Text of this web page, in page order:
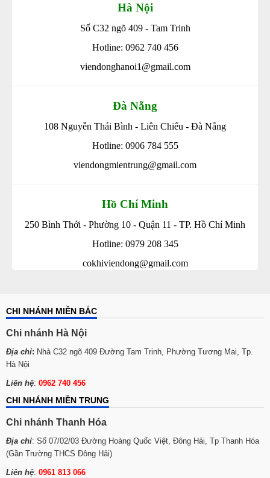
Hà Nội
Số C32 ngõ 409 - Tam Trinh
Hotline: 0962 740 456
viendonghanoi1@gmail.com
Đà Nẵng
108 Nguyễn Thái Bình - Liên Chiểu - Đà Nẵng
Hotline: 0906 784 555
viendongmientrung@gmail.com
Hồ Chí Minh
250 Bình Thới - Phường 10 - Quận 11 - TP. Hồ Chí Minh
Hotline: 0979 208 345
cokhiviendong@gmail.com
CHI NHÁNH MIỀN BẮC
Chi nhánh Hà Nội
Địa chỉ: Nhà C32 ngõ 409 Đường Tam Trinh, Phường Tương Mai, Tp.
Hà Nội
Liên hệ: 0962 740 456
CHI NHÁNH MIỀN TRUNG
Chi nhánh Thanh Hóa
Địa chỉ: Số 07/02/03 Đường Hoàng Quốc Việt, Đông Hải, Tp Thanh Hóa
(Gần Trường THCS Đông Hải)
Liên hệ: 0961 813 066